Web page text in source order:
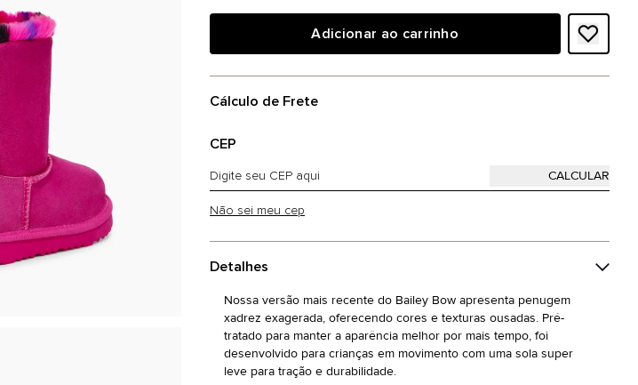
Adicionar ao carrinho
Cálculo de Frete
CEP
Não sei meu cep
Detalhes
Nossa versão mais recente do Bailey Bow apresenta penugem
xadrez exagerada, oferecendo cores e texturas ousadas. Pré-
tratado para manter a aparência melhor por mais tempo, foi
desenvolvido para crianças em movimento com uma sola super
leve para tração e durabilidade.